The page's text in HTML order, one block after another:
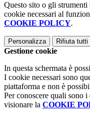
Questo sito o gli
cookie necessari al
COOKIE POLICY.
Personalizza Rifiuta tutti
Gestione cookie
In questa schermata è
I cookie necessari sono
piattaforma e non è
Per conoscere quali sono
visionare la COOKIE